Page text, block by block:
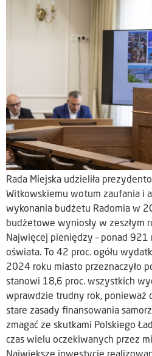
Rada Miejska udzieliła
Witkowskiemu wotum zaufania i
wykonania budżetu Radomia w
budżetowe wyniosły w zeszłym
Najwięcej pieniędzy – ponad 921
oświata. To 42 proc. ogółu
2024 roku miasto przeznaczyło
stanowi 18,6 proc. wszystkich
wprawdzie trudny rok, ponieważ
stare zasady finansowania
zmagać ze skutkami Polskiego
czas wielu oczekiwanych przez